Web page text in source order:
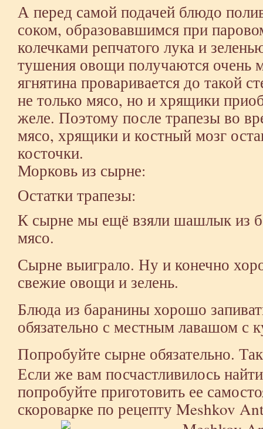
А перед самой подачей блюдо
соком, образовавшимся при
колечками репчатого лука и
тушения овощи получаются очень
ягнятина проваривается до такой
не только мясо, но и хрящики
желе. Поэтому после трапезы во
мясо, хрящики и костный мозг
косточки.
Морковь из сырне:
Остатки трапезы:
К сырне мы ещё взяли шашлык из
мясо.
Сырне выиграло. Ну и конечно
свежие овощи и зелень.
Блюда из баранины хорошо
обязательно с местным лавашом с
Попробуйте сырне обязательно.
Если же вам посчастливилось
попробуйте приготовить ее
скороварке по рецептуMeshkov